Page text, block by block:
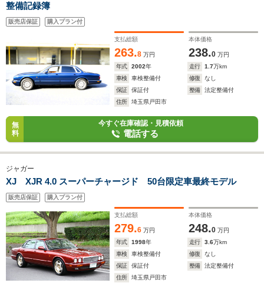
整備記録簿
販売店保証 購入プラン付
支払総額
263.8 万円
本体価格
238.0 万円
年式
2002年 走行 1.7万km
車検
車検整備付 修復
なし
保証
保証付 整備
法定整備付
住所
埼玉県戸田市
無
料
今すぐ在庫確認・見積依頼
電話する
ジャガー
XJ XJR 4.0 スーパーチャージド 50台限定車最終モデル
販売店保証 購入プラン付
支払総額
279.6 万円
本体価格
248.0 万円
年式
1998年 走行 3.6万km
車検
車検整備付 修復
なし
保証
保証付 整備
法定整備付
住所
埼玉県戸田市